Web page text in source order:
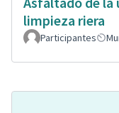
limpieza riera
Participantes